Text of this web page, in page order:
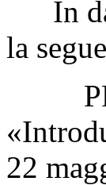
In
la
22